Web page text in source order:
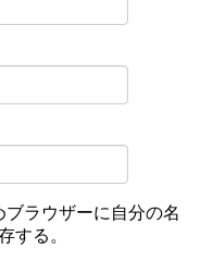
ラウザーに自分の名
する。